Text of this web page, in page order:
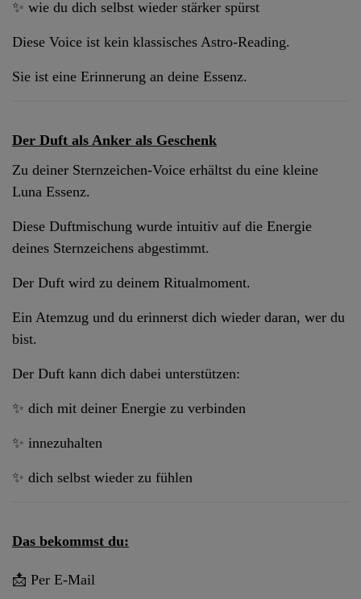
✨ wie du dich selbst wieder stärker spürst
Diese Voice ist kein klassisches Astro-Reading.
Sie ist eine Erinnerung an deine Essenz.
Der Duft als Anker als Geschenk
Zu deiner Sternzeichen-Voice erhältst du eine kleine
Luna Essenz.
Diese Duftmischung wurde intuitiv auf die Energie
deines Sternzeichens abgestimmt.
Der Duft wird zu deinem Ritualmoment.
Ein Atemzug und du erinnerst dich wieder daran, wer du
bist.
Der Duft kann dich dabei unterstützen:
✨ dich mit deiner Energie zu verbinden
✨ innezuhalten
✨ dich selbst wieder zu fühlen
Das bekommst du:
📩 Per E-Mail